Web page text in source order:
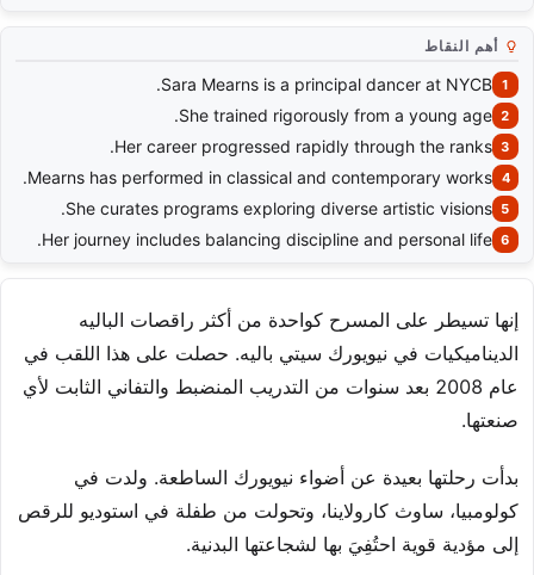
أهم النقاط
Sara Mearns is a principal dancer at NYCB.
She trained rigorously from a young age.
Her career progressed rapidly through the ranks.
Mearns has performed in classical and contemporary works.
She curates programs exploring diverse artistic visions.
Her journey includes balancing discipline and personal life.
إنها تسيطر على المسرح كواحدة من أكثر راقصات الباليه
الديناميكيات في نيويورك سيتي باليه. حصلت على هذا اللقب في
عام 2008 بعد سنوات من التدريب المنضبط والتفاني الثابت لأي
صنعتها.
بدأت رحلتها بعيدة عن أضواء نيويورك الساطعة. ولدت في
كولومبيا، ساوث كارولاينا، وتحولت من طفلة في استوديو للرقص
إلى مؤدية قوية احتُفِيَ بها لشجاعتها البدنية.